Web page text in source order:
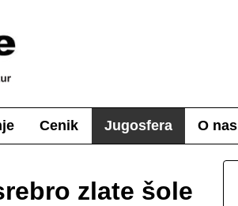
Cenik Jugosfera O nas
zlate šole